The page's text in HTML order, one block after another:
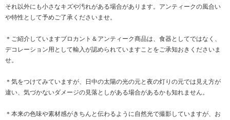
それ以外にも小さなキズや汚れがある場合があります。アンティークの風合い
や特性として予めご了承くださいませ。
＊ご紹介していますブロカント＆アンティーク商品は、食器としてではなく、
デコレーション用として輸入が認められていますことをご承知おきくださいま
せ。
＊気をつけてみていますが、日中の太陽の光の元と夜の灯りの元では見え方が
違い、気づかないダメージの見落としがある場合があるかも知れません。
＊本来の色味や素材感がきちんと伝わるように自然光で撮影していますが、お